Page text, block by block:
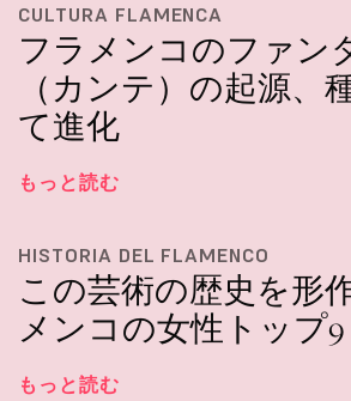
CULTURA FLAMENCA
フラメンコのファン
（カンテ）の起源、
て進化
もっと読む
HISTORIA DEL FLAMENCO
この芸術の歴史を形
メンコの女性トップ9
もっと読む